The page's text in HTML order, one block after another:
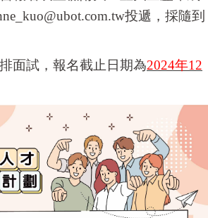
投遞，採隨到
，報名截止日期為2024年12